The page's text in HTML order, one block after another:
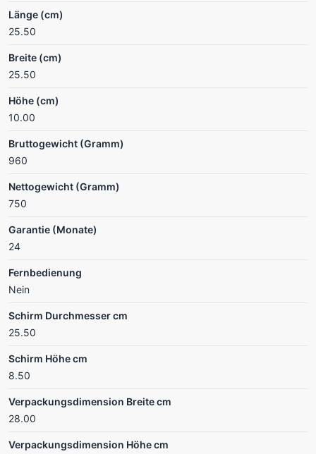
Länge (cm)
25.50
Breite (cm)
25.50
Höhe (cm)
10.00
Bruttogewicht (Gramm)
960
Nettogewicht (Gramm)
750
Garantie (Monate)
24
Fernbedienung
Nein
Schirm Durchmesser cm
25.50
Schirm Höhe cm
8.50
Verpackungsdimension Breite cm
28.00
Verpackungsdimension Höhe cm